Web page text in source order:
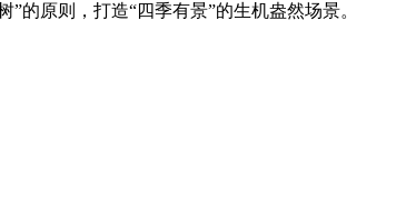
的原则，打造“四季有景”的生机盎然场景。